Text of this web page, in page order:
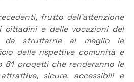
frutto dell’attenzione
cittadini e delle vocazioni del
da sfruttarne al meglio le
delle rispettive comunità e
81 progetti che renderanno le
sicure, accessibili e